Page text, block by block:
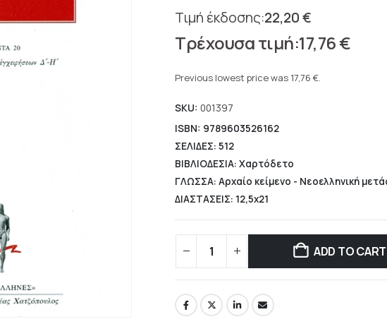
22,20€
Original
price
was:
22,20 €.
17,76€
price
17,76 €.
Previous lowest price was 17,76 €.
SKU: 001397
ISBN: 9789603526162
ΣΕΛΙΔΕΣ: 512
ΒΙΒΛΙΟΔΕΣΙΑ: Χαρτόδετο
ΓΛΩΣΣΑ: Αρχαίο κείμενο - Νεοελληνική
ΔΙΑΣΤΑΣΕΙΣ: 12,5x21
ADD TO CART